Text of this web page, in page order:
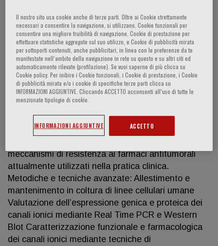
Concetta Altamura
Linea di ricerca nel settore: Ruolo dei canali ionici
nelle canalopatie neuromuscolari Medicina di
precisione nelle miotonie non distrofiche Ruolo dei
canali ionici come target molecolari per il
trattamento dell’adenocarcinoma pancreatico Ruolo
del microambiente tumorale sulla
crescita/metastatizzazione/risposta alla terapia
delle cellule di adenocarcinoma pancreatico
Identificazione di nuovi bersagli farmacologici per il
meccanismi di resistenza ai farmaci antitumorali
attualmente utilizzati nella pratica clinica.
Metodiche e tecniche avanzate: Allestimento e
mantenimento in coltura di linee cellulari umane
Valutazione dell’espressione genica e proteica dei
canali ionici mediante Real Time PCR e Western
Blot Caratterizzazione funzionale e farmacologica
dei canali ionici mediante tecniche di
Il nostro sito usa cookie anche di terze parti. Oltre ai Cookie strettamente
necessari a consentire la navigazione, si utilizzano, Cookie funzionali per
consentire una migliore fruibilità di navigazione, Cookie di prestazione per
effettuare statistiche aggregate sul suo utilizzo, e Cookie di pubblicità mirata
per sottoporti contenuti, anche pubblicitari, in linea con le preferenze da te
manifestate nell‘ambito della navigazione in rete su questo e su altri siti ed
automaticamente rilevate (profilazione). Se vuoi saperne di più clicca su
Cookie policy. Per inibire i Cookie funzionali, i Cookie di prestazione, i Cookie
di pubblicità mirata e/o i cookie di specifiche terze parti clicca su
INFORMAZIONI AGGIUNTIVE. Cliccando ACCETTO acconsenti all’uso di tutte le
menzionate tipologie di cookie.
INFORMAZIONI AGGIUNTIVE ACCETTO